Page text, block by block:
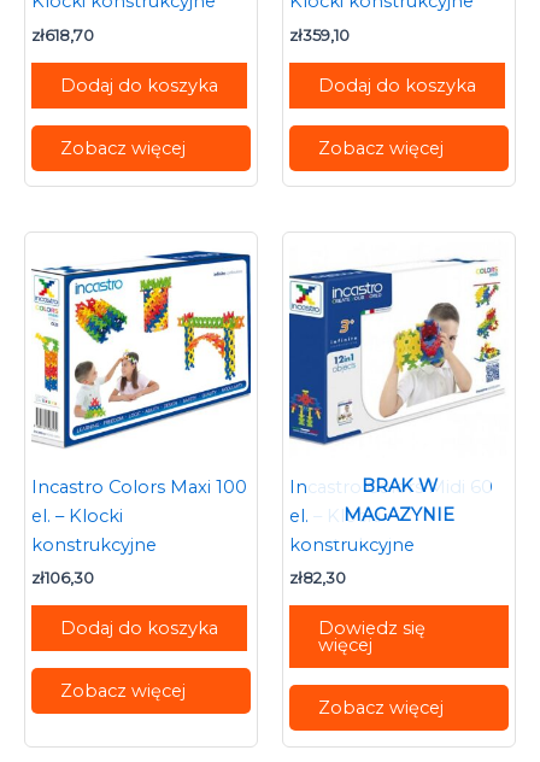
zł618,70
Dodaj do koszyka
Zobacz więcej
zł359,10
Dodaj do koszyka
Zobacz więcej
Incastro Colors Maxi 100
el. – Klocki
konstrukcyjne
zł106,30
Dodaj do koszyka
Zobacz więcej
BRAK W
MAGAZYNIE
Incastro Colors Midi 60
el. – Klocki
konstrukcyjne
zł82,30
Dowiedz się
więcej
Zobacz więcej